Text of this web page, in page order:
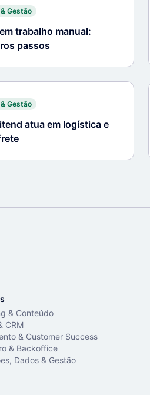
Gestão
trabalho manual:
passos
Gestão
atua em logística e
& Conteúdo
CRM
& Customer Success
& Backoffice
Dados & Gestão